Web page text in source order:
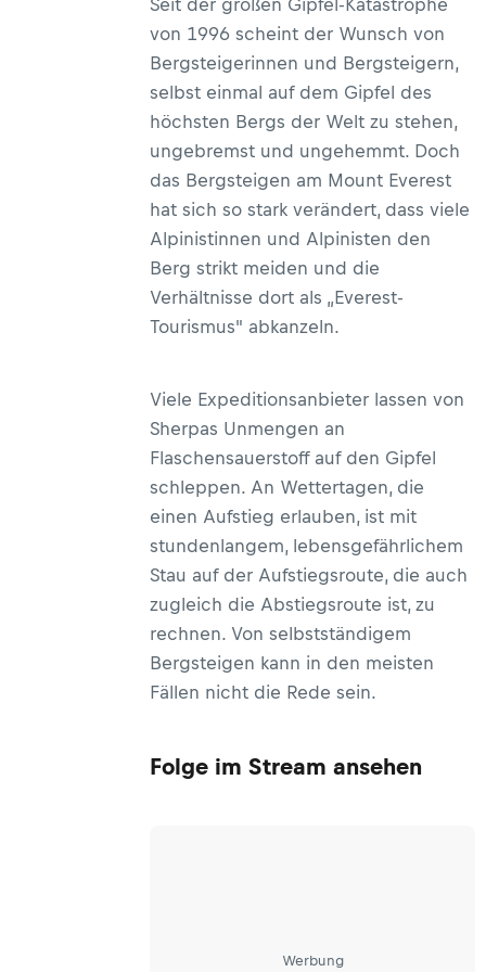
von 1996 scheint der Wunsch von
Bergsteigerinnen und Bergsteigern,
selbst einmal auf dem Gipfel des
höchsten Bergs der Welt zu stehen,
ungebremst und ungehemmt. Doch
das Bergsteigen am Mount Everest
hat sich so stark verändert, dass viele
Alpinistinnen und Alpinisten den
Berg strikt meiden und die
Verhältnisse dort als „Everest-
Tourismus" abkanzeln.
Viele Expeditionsanbieter lassen von
Sherpas Unmengen an
Flaschensauerstoff auf den Gipfel
schleppen. An Wettertagen, die
einen Aufstieg erlauben, ist mit
stundenlangem, lebensgefährlichem
Stau auf der Aufstiegsroute, die auch
zugleich die Abstiegsroute ist, zu
rechnen. Von selbstständigem
Bergsteigen kann in den meisten
Fällen nicht die Rede sein.
Folge im Stream ansehen
Werbung